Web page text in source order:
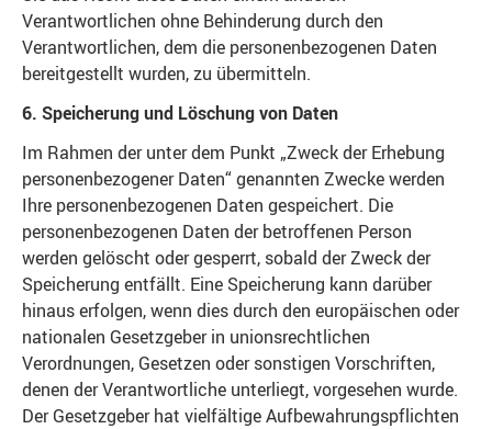
Verantwortlichen ohne Behinderung durch den
Verantwortlichen, dem die personenbezogenen Daten
bereitgestellt wurden, zu übermitteln.
6. Speicherung und Löschung von Daten
Im Rahmen der unter dem Punkt „Zweck der Erhebung
personenbezogener Daten“ genannten Zwecke werden
Ihre personenbezogenen Daten gespeichert. Die
personenbezogenen Daten der betroffenen Person
werden gelöscht oder gesperrt, sobald der Zweck der
Speicherung entfällt. Eine Speicherung kann darüber
hinaus erfolgen, wenn dies durch den europäischen oder
nationalen Gesetzgeber in unionsrechtlichen
Verordnungen, Gesetzen oder sonstigen Vorschriften,
denen der Verantwortliche unterliegt, vorgesehen wurde.
Der Gesetzgeber hat vielfältige Aufbewahrungspflichten